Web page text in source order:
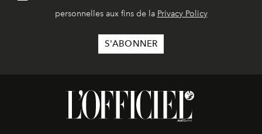
personnelles aux fins de la Privacy Policy